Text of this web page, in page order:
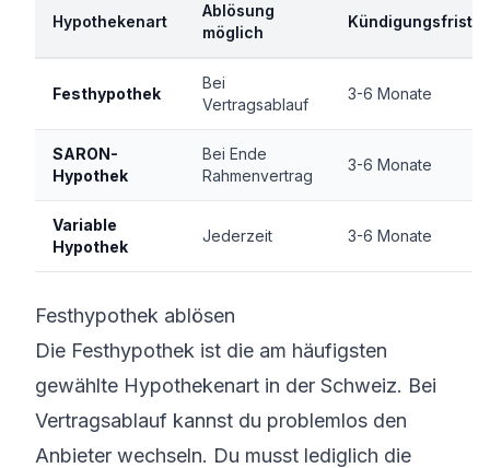
Hypothekenart
Ablösung
möglich
Kündigungsfrist
Festhypothek
Bei
Vertragsablauf
3-6 Monate
SARON-
Hypothek
Bei Ende
Rahmenvertrag
3-6 Monate
Variable
Hypothek
Jederzeit 3-6 Monate
Festhypothek ablösen
Die Festhypothek ist die am häufigsten
gewählte Hypothekenart in der Schweiz. Bei
Vertragsablauf kannst du problemlos den
Anbieter wechseln. Du musst lediglich die